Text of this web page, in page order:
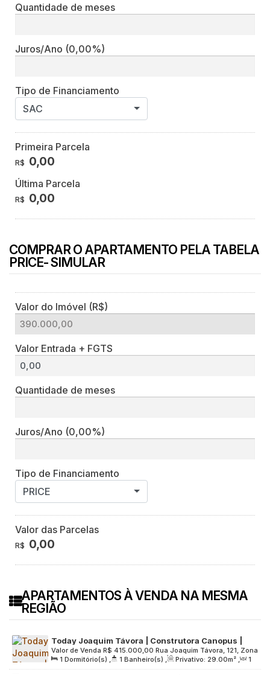
Quantidade de meses
Juros/Ano (0,00%)
Tipo de Financiamento
SAC
Primeira Parcela
R$ 0,00
Última Parcela
R$ 0,00
COMPRAR O APARTAMENTO PELA TABELA
PRICE- SIMULAR
Valor do Imóvel (R$)
Valor Entrada + FGTS
Quantidade de meses
Juros/Ano (0,00%)
Tipo de Financiamento
PRICE
Valor das Parcelas
R$ 0,00
APARTAMENTOS À VENDA NA MESMA
REGIÃO
Today Joaquim Távora | Construtora Canopus |
Construção | 29 metros | 01 dormitório | com
varanda | sem vaga
R$ 415.000,00
Valor de Venda
Rua Joaquim Távora, 121, Zona
Sul, 04015-012, Vila Mariana, São Paulo, São Paulo, Brasil
1 Dormitório(s) , 1 Banheiro(s) , Privativo: 29.00m² ,
1
Sala(s) , Útil: 29.00m² , Terreno: 883.00m²